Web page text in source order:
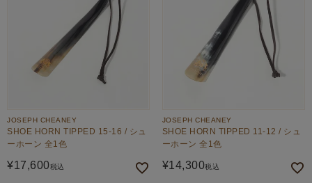
JOSEPH CHEANEY
SHOE HORN TIPPED 15-16 / シュ
ーホーン 全1色
¥17,600税込
JOSEPH CHEANEY
SHOE HORN TIPPED 11-12 / シュ
ーホーン 全1色
¥14,300税込